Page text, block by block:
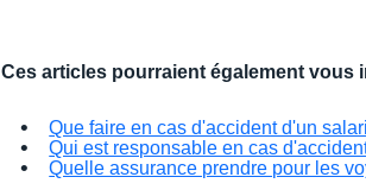
Ces articles pourraient également vous
Que faire en cas d'accident d'un
Qui est responsable en cas
Quelle assurance prendre pour les